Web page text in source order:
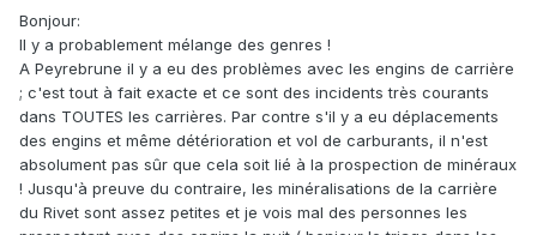
Bonjour:
Il y a probablement mélange des genres !
A Peyrebrune il y a eu des problèmes avec les engins de carrière
; c'est tout à fait exacte et ce sont des incidents très courants
dans TOUTES les carrières. Par contre s'il y a eu déplacements
des engins et même détérioration et vol de carburants, il n'est
absolument pas sûr que cela soit lié à la prospection de minéraux
! Jusqu'à preuve du contraire, les minéralisations de la carrière
du Rivet sont assez petites et je vois mal des personnes les